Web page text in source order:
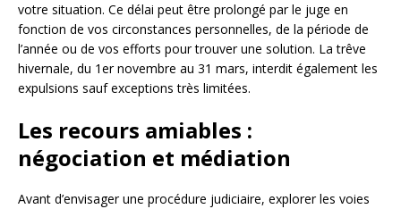
votre situation. Ce délai peut être prolongé par le juge en
fonction de vos circonstances personnelles, de la période de
l’année ou de vos efforts pour trouver une solution. La trêve
hivernale, du 1er novembre au 31 mars, interdit également les
expulsions sauf exceptions très limitées.
Les recours amiables :
négociation et médiation
Avant d’envisager une procédure judiciaire, explorer les voies